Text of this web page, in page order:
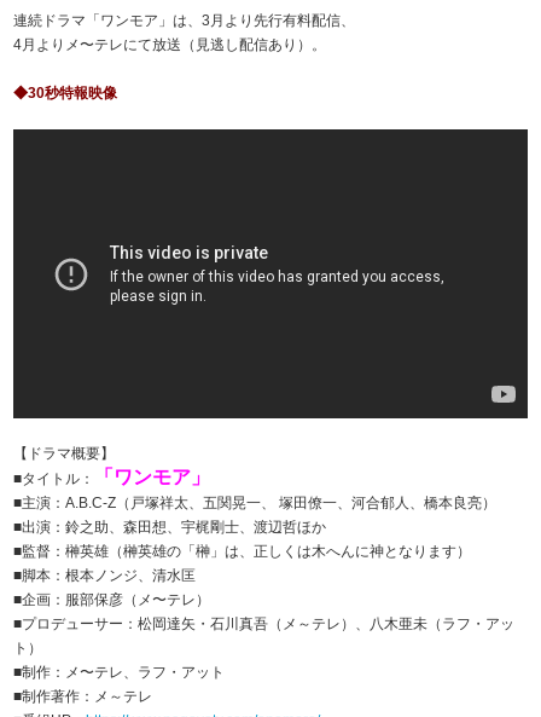
連続ドラマ「ワンモア」は、3月より先行有料配信、
4月よりメ〜テレにて放送（見逃し配信あり）。
◆30秒特報映像
【ドラマ概要】
■タイトル：
「ワンモア」
■主演：A.B.C-Z（戸塚祥太、五関晃一、 塚田僚一、河合郁人、橋本良亮）
■出演：鈴之助、森田想、宇梶剛士、渡辺哲ほか
■監督：榊英雄（榊英雄の「榊」は、正しくは木へんに神となります）
■脚本：根本ノンジ、清水匡
■企画：服部保彦（メ〜テレ）
■プロデューサー：松岡達矢・石川真吾（メ～テレ）、八木亜未（ラフ・アッ
ト）
■制作：メ〜テレ、ラフ・アット
■制作著作：メ～テレ